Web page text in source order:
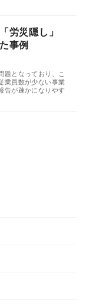
労災隠し」
事例
題となっており、こ
業員数が少ない事業
告が疎かになりやす